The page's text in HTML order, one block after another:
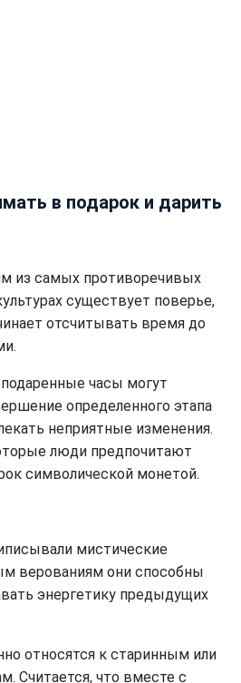
в подарок и дарить
из самых противоречивых
существует поверье,
отсчитывать время до
часы могут
определенного этапа
неприятные изменения.
люди предпочитают
символической монетой.
мистические
верованиям они способны
энергетику предыдущих
относятся к старинным или
Считается, что вместе с